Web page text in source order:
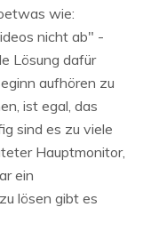
wie:
nicht ab" -
Lösung dafür
aufhören zu
ist egal, das
sind es zu viele
Hauptmonitor,
ein
lösen gibt es